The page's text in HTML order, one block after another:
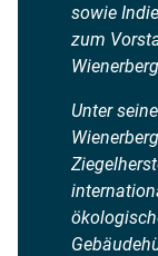
sowie
zum
Unter